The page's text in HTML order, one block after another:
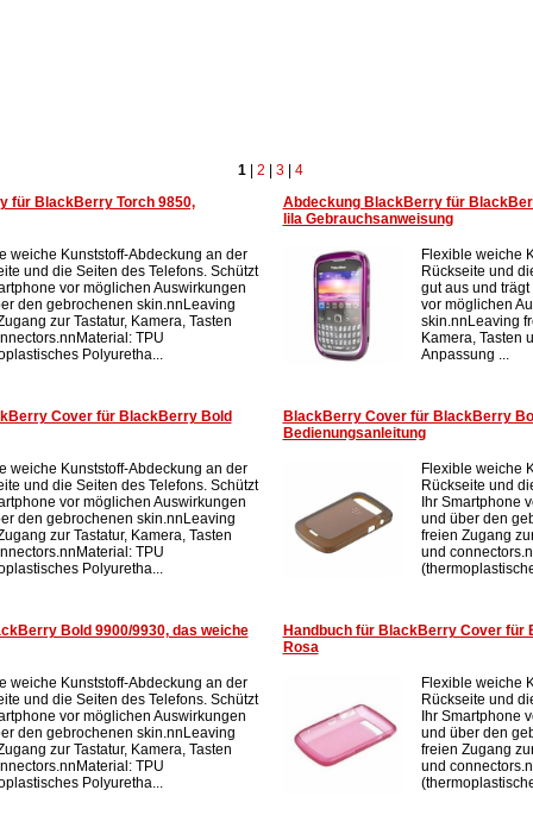
1 2 3
4
für BlackBerry Torch 9850,
weiche Kunststoff-Abdeckung an der
und die Seiten des Telefons. Schützt
vor möglichen Auswirkungen
den gebrochenen skin.nnLeaving
zur Tastatur, Kamera, Tasten
TPU
Polyuretha...
Abdeckung BlackBerry für
lila Gebrauchsanweisung
Flexible weiche
Rückseite und
gut aus und
vor möglichen
skin.nnLeaving
Kamera, Tasten
Anpassung ...
Cover für BlackBerry Bold
weiche Kunststoff-Abdeckung an der
und die Seiten des Telefons. Schützt
vor möglichen Auswirkungen
den gebrochenen skin.nnLeaving
zur Tastatur, Kamera, Tasten
TPU
Polyuretha...
BlackBerry Cover für BlackBerry
Bedienungsanleitung
Flexible weiche
Rückseite und
Ihr Smartphone
und über den
freien Zugang
und
Bold 9900/9930, das weiche
weiche Kunststoff-Abdeckung an der
und die Seiten des Telefons. Schützt
vor möglichen Auswirkungen
den gebrochenen skin.nnLeaving
zur Tastatur, Kamera, Tasten
TPU
Polyuretha...
Handbuch für BlackBerry Cover für
Rosa
Flexible weiche
Rückseite und
Ihr Smartphone
und über den
freien Zugang
und